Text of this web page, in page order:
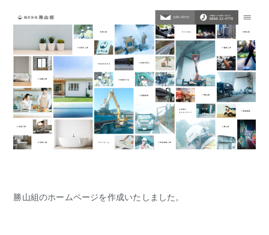
勝山組のホームページを作成いたしました。